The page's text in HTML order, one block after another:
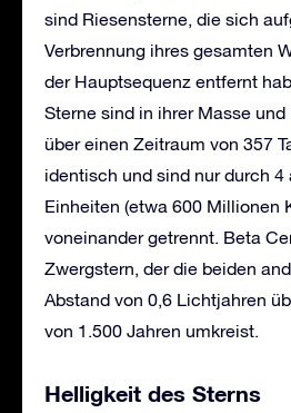
sind Riesensterne, die sich
Verbrennung ihres gesamten
der Hauptsequenz entfernt
Sterne sind in ihrer Masse
über einen Zeitraum von 357
identisch und sind nur durch
Einheiten (etwa 600 Millionen
voneinander getrennt. Beta
Zwergstern, der die beiden
Abstand von 0,6 Lichtjahren
von 1.500 Jahren umkreist.
Helligkeit des Sterns